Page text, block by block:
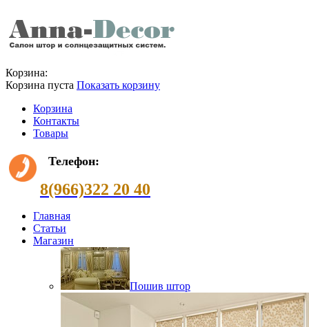
Корзина:
Корзина пуста Показать корзину
Корзина
Контакты
Товары
Телефон:
8(966)322 20 40
Главная
Статьи
Магазин
Пошив штор